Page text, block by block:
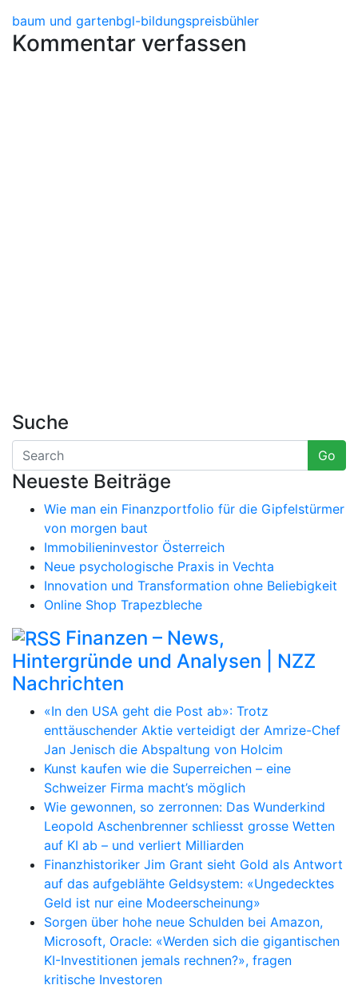
baum und gartenbgl-bildungspreisbühler
Kommentar verfassen
Suche
Go
Neueste Beiträge
Wie man ein Finanzportfolio für die Gipfelstürmer
von morgen baut
Immobilieninvestor Österreich
Neue psychologische Praxis in Vechta
Innovation und Transformation ohne Beliebigkeit
Online Shop Trapezbleche
Finanzen – News,
Hintergründe und Analysen | NZZ
Nachrichten
«In den USA geht die Post ab»: Trotz
enttäuschender Aktie verteidigt der Amrize-Chef
Jan Jenisch die Abspaltung von Holcim
Kunst kaufen wie die Superreichen – eine
Schweizer Firma macht’s möglich
Wie gewonnen, so zerronnen: Das Wunderkind
Leopold Aschenbrenner schliesst grosse Wetten
auf KI ab – und verliert Milliarden
Finanzhistoriker Jim Grant sieht Gold als Antwort
auf das aufgeblähte Geldsystem: «Ungedecktes
Geld ist nur eine Modeerscheinung»
Sorgen über hohe neue Schulden bei Amazon,
Microsoft, Oracle: «Werden sich die gigantischen
KI-Investitionen jemals rechnen?», fragen
kritische Investoren